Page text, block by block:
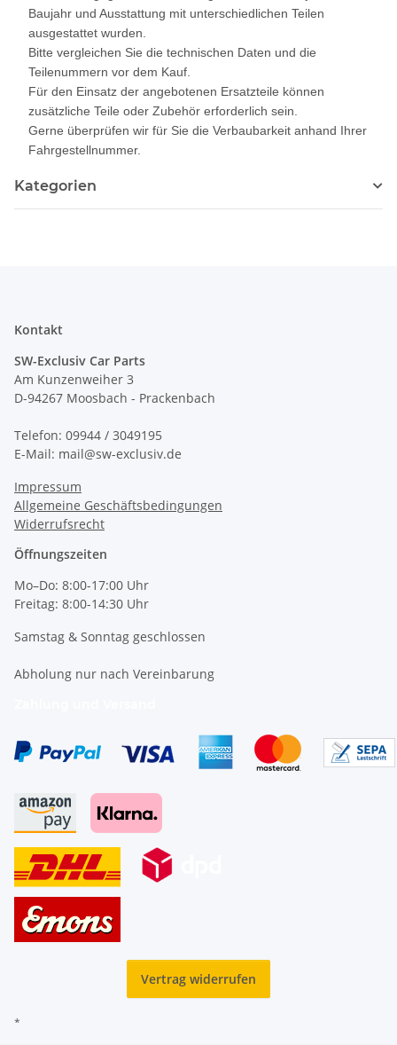
Baujahr und Ausstattung mit unterschiedlichen Teilen
ausgestattet wurden.
Bitte vergleichen Sie die technischen Daten und die
Teilenummern vor dem Kauf.
Für den Einsatz der angebotenen Ersatzteile können
zusätzliche Teile oder Zubehör erforderlich sein.
Gerne überprüfen wir für Sie die Verbaubarkeit anhand Ihrer
Fahrgestellnummer.
Kategorien
Kontakt
SW-Exclusiv Car Parts
Am Kunzenweiher 3
D-94267 Moosbach - Prackenbach
Telefon: 09944 / 3049195
E-Mail: mail@sw-exclusiv.de
Impressum
Allgemeine Geschäftsbedingungen
Widerrufsrecht
Öffnungszeiten
Mo–Do: 8:00-17:00 Uhr
Freitag: 8:00-14:30 Uhr
Samstag & Sonntag geschlossen
Abholung nur nach Vereinbarung
Vertrag widerrufen
*